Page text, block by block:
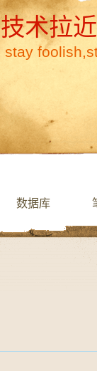
技术拉
stay
数据库